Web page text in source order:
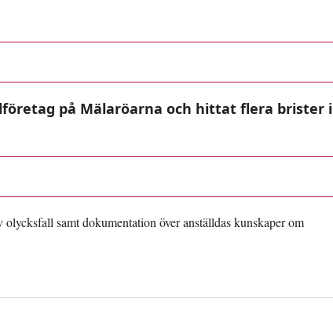
på Mälaröarna och hittat flera brister i
samt dokumentation över anställdas kunskaper om